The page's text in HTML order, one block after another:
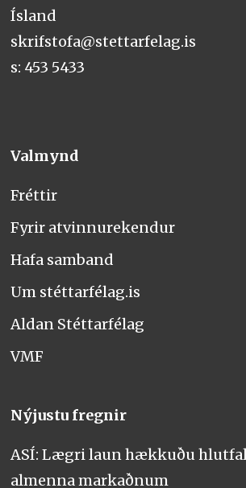
Ísland
skrifstofa@stettarfelag.is
s: 453 5433
Valmynd
Fréttir
Fyrir atvinnurekendur
Hafa samband
Um stéttarfélag.is
Aldan Stéttarfélag
VMF
Nýjustu fregnir
ASÍ: Lægri laun hækkuðu
almenna markaðnum